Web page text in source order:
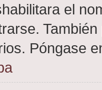
el
Póngase